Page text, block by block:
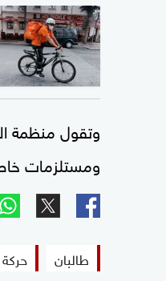
وتقول منظمة
ومستلزمات
طالبان